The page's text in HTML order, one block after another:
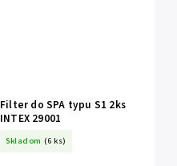
Filter do SPA typu S1 2ks
INTEX 29001
Skladom (6 ks)